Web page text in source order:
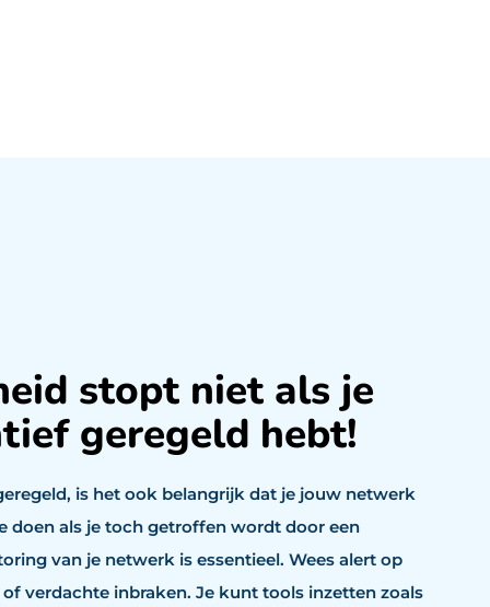
stopt niet als je
geregeld hebt!
is het ook belangrijk dat je jouw netwerk
doen als je toch getroffen wordt door een
van je netwerk is essentieel. Wees alert op
verdachte inbraken. Je kunt tools inzetten zoals